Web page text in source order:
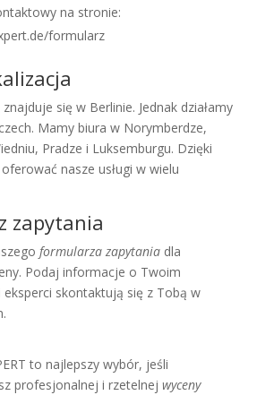
na stronie:
formularz
się w Berlinie. Jednak działamy
Mamy biura w Norymberdze,
Pradze i Luksemburgu. Dzięki
nasze usługi w wielu
zapytania
formularza zapytaniadla
Podaj informacje o Twoim
eksperci skontaktują się z Tobą w
to najlepszy wybór, jeśli
profesjonalnej i rzetelnej wyceny